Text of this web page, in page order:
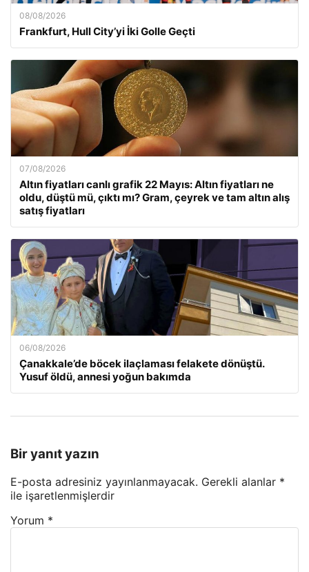
08/08/2026
Frankfurt, Hull City’yi İki Golle Geçti
07/08/2026
Altın fiyatları canlı grafik 22 Mayıs: Altın fiyatları ne
oldu, düştü mü, çıktı mı? Gram, çeyrek ve tam altın alış
satış fiyatları
06/08/2026
Çanakkale’de böcek ilaçlaması felakete dönüştü.
Yusuf öldü, annesi yoğun bakımda
Bir yanıt yazın
E-posta adresiniz yayınlanmayacak. Gerekli alanlar *
ile işaretlenmişlerdir
Yorum *